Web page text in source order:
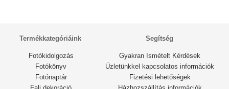
Termékkategóriáink
Fotókidolgozás
Fotókönyv
Fotónaptár
Segítség
Gyakran Ismételt Kérdések
Üzletünkkel kapcsolatos információk
Fizetési lehetőségek